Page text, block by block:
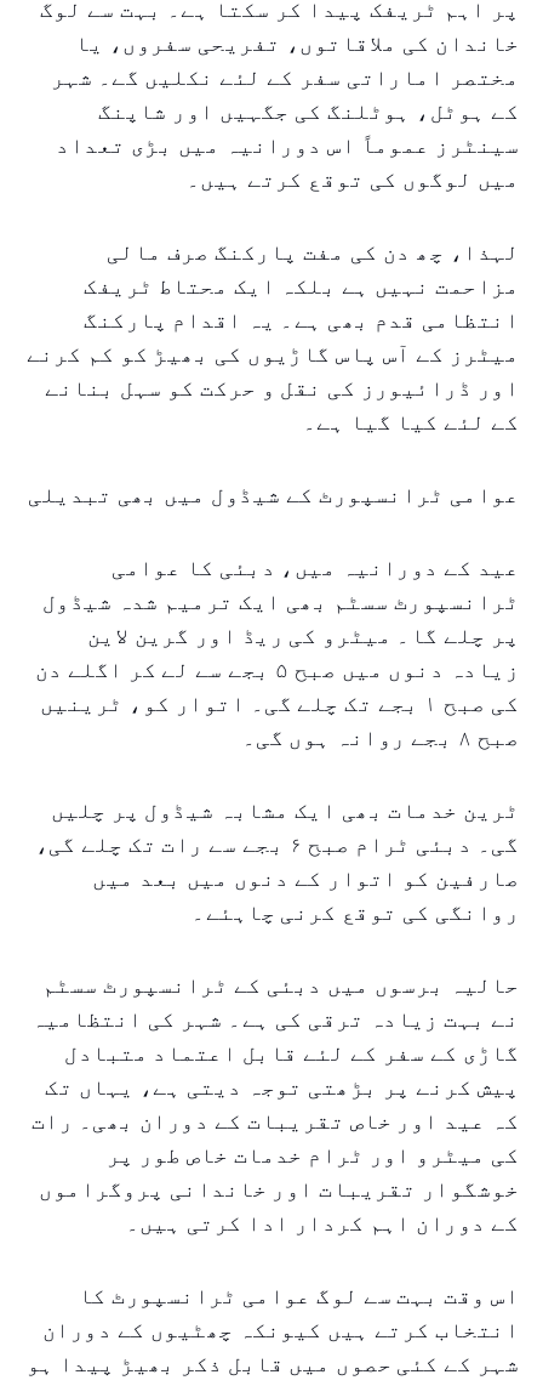
پر اہم ٹریفک پیدا کر سکتا ہے۔ بہت سے لوگ
خاندان کی ملاقاتوں، تفریحی سفروں، یا
مختصر اماراتی سفر کے لئے نکلیں گے۔ شہر
کے ہوٹل، ہوٹلنگ کی جگہیں اور شاپنگ
سینٹرز عموماً اس دورانیہ میں بڑی تعداد
میں لوگوں کی توقع کرتے ہیں۔
لہذا، چھ دن کی مفت پارکنگ صرف مالی
مزاحمت نہیں ہے بلکہ ایک محتاط ٹریفک
انتظامی قدم بھی ہے۔ یہ اقدام پارکنگ
میٹرز کے آس پاس گاڑیوں کی بھیڑ کو کم کرنے
اور ڈرائیورز کی نقل و حرکت کو سہل بنانے
کے لئے کیا گیا ہے۔
عوامی ٹرانسپورٹ کے شیڈول میں بھی تبدیلی
عید کے دورانیہ میں، دبئی کا عوامی
ٹرانسپورٹ سسٹم بھی ایک ترمیم شدہ شیڈول
پر چلے گا۔ میٹرو کی ریڈ اور گرین لاین
زیادہ دنوں میں صبح ۵ بجے سے لے کر اگلے دن
کی صبح ۱ بجے تک چلے گی۔ اتوار کو، ٹرینیں
صبح ۸ بجے روانہ ہوں گی۔
ٹرین خدمات بھی ایک مشابہ شیڈول پر چلیں
گی۔ دبئی ٹرام صبح ۶ بجے سے رات تک چلے گی،
صارفین کو اتوار کے دنوں میں بعد میں
روانگی کی توقع کرنی چاہئے۔
حالیہ برسوں میں دبئی کے ٹرانسپورٹ سسٹم
نے بہت زیادہ ترقی کی ہے۔ شہر کی انتظامیہ
گاڑی کے سفر کے لئے قابل اعتماد متبادل
پیش کرنے پر بڑھتی توجہ دیتی ہے، یہاں تک
کہ عید اور خاص تقریبات کے دوران بھی۔ رات
کی میٹرو اور ٹرام خدمات خاص طور پر
خوشگوار تقریبات اور خاندانی پروگراموں
کے دوران اہم کردار ادا کرتی ہیں۔
اس وقت بہت سے لوگ عوامی ٹرانسپورٹ کا
انتخاب کرتے ہیں کیونکہ چھٹیوں کے دوران
شہر کے کئی حصوں میں قابل ذکر بھیڑ پیدا ہو